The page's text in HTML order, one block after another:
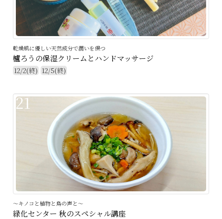
乾燥肌に優しい天然成分で潤いを保つ
櫨ろうの保湿クリームとハンドマッサージ
12/2(終) 12/5(終)
21
～キノコと植物と鳥の声と～
緑化センター 秋のスペシャル講座